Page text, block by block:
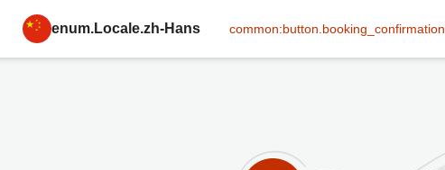
enum.Locale.zh-Hans common:button.booking_confirmation